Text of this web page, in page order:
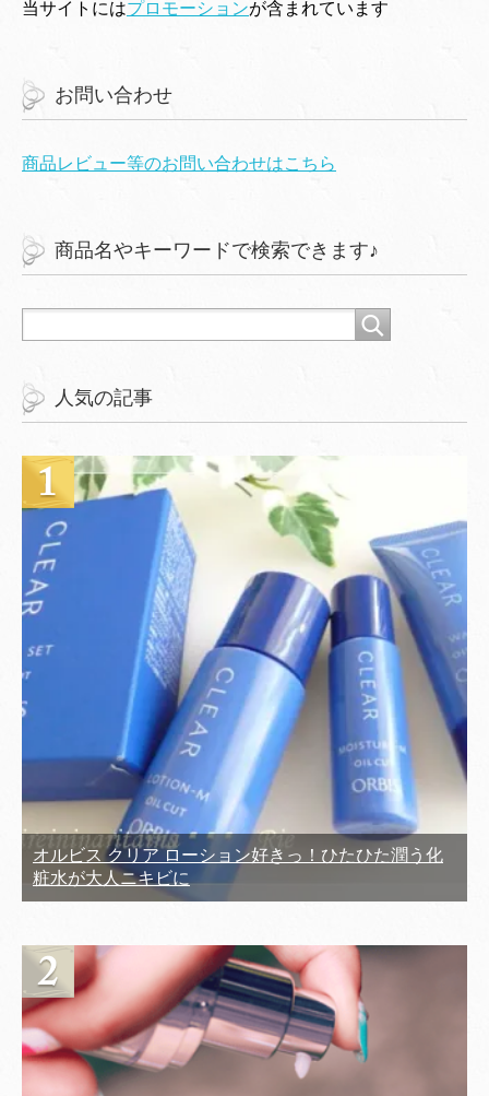
当サイトにはプロモーションが含まれています
お問い合わせ
商品レビュー等のお問い合わせはこちら
商品名やキーワードで検索できます♪
人気の記事
オルビス クリア ローション好きっ！ひたひた潤う化
粧水が大人ニキビに